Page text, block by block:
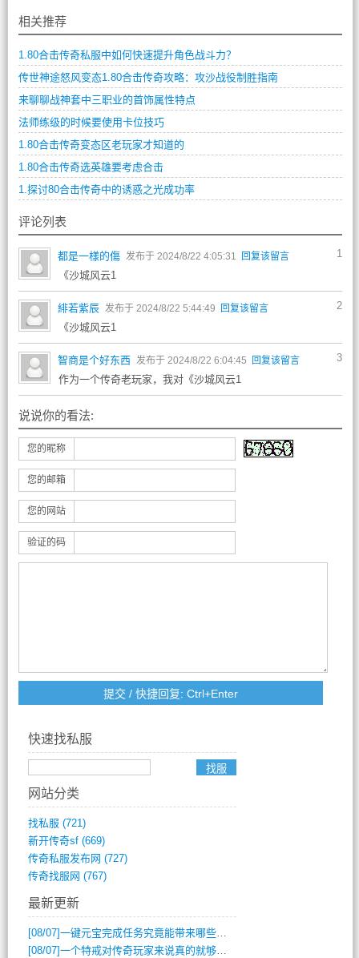
相关推荐
1.80合击传奇私服中如何快速提升角色战斗力？
传世神途怒风变态1.80合击传奇攻略：攻沙战役制胜指南
来聊聊战神套中三职业的首饰属性特点
法师练级的时候要使用卡位技巧
1.80合击传奇变态区老玩家才知道的
1.80合击传奇选英雄要考虑合击
1.探讨80合击传奇中的诱惑之光成功率
评论列表
1
都是一樣的傷 发布于 2024/8/22 4:05:31 回复该留言
《沙城风云1
2
緋若紫辰 发布于 2024/8/22 5:44:49 回复该留言
《沙城风云1
3
智商是个好东西 发布于 2024/8/22 6:04:45 回复该留言
作为一个传奇老玩家，我对《沙城风云1
说说你的看法:
您的昵称
您的邮箱
您的网站
验证的码
快速找私服
网站分类
找私服 (721)
新开传奇sf(669)
传奇私服发布网 (727)
传奇找服网 (767)
最新更新
[08/07]一键元宝完成任务究竟能带来哪些超值优势？
[08/07]一个特戒对传奇玩家来说真的就够用了吗？